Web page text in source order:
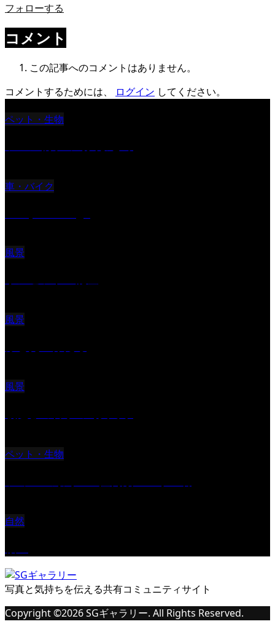
フォローする
コメント
この記事へのコメントはありません。
コメントするためには、
ログイン してください。
ペット・生物
車・バイク
風景
風景
風景
ペット・生物
自然
写真と気持ちを伝える共有コミュニティサイト
Copyright ©2026SGギャラリー. All Rights Reserved.